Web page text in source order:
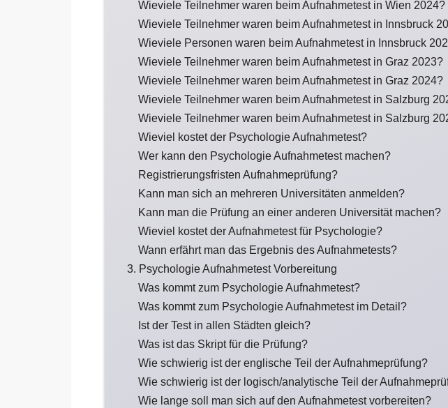
Wieviele Teilnehmer waren beim Aufnahmetest in Wien 2024?
Wieviele Teilnehmer waren beim Aufnahmetest in Innsbruck
Wieviele Personen waren beim Aufnahmetest in Innsbruck
Wieviele Teilnehmer waren beim Aufnahmetest in Graz 2023?
Wieviele Teilnehmer waren beim Aufnahmetest in Graz 2024?
Wieviele Teilnehmer waren beim Aufnahmetest in Salzburg
Wieviele Teilnehmer waren beim Aufnahmetest in Salzburg
Wieviel kostet der Psychologie Aufnahmetest?
Wer kann den Psychologie Aufnahmetest machen?
Registrierungsfristen Aufnahmeprüfung?
Kann man sich an mehreren Universitäten anmelden?
Kann man die Prüfung an einer anderen Universität machen?
Wieviel kostet der Aufnahmetest für Psychologie?
Wann erfährt man das Ergebnis des Aufnahmetests?
3. Psychologie Aufnahmetest Vorbereitung
Was kommt zum Psychologie Aufnahmetest?
Was kommt zum Psychologie Aufnahmetest im Detail?
Ist der Test in allen Städten gleich?
Was ist das Skript für die Prüfung?
Wie schwierig ist der englische Teil der Aufnahmeprüfung?
Wie schwierig ist der logisch/analytische Teil der
Wie lange soll man sich auf den Aufnahmetest vorbereiten?